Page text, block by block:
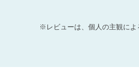
※レビューは、個人の主観によ